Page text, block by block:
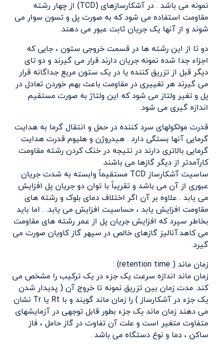
نمونه می باشد . در آشکارسازهای (TCD) از چهار رشته
مقاومت استفاده می شود که به صورت پل و تسون سوار می
شوند و از آنها یک جریان ثابت عبور می دهند.
دو تا از این رشته ها در قسمت خروجی ستون ، جایی که
اجزاء جدا شده نمونه جریان دارند قرار می گیرند و دو تای
دیگر قبل از تزریق کننده یا در یک ستون مربع جداگانه قرار
می گیرند هر تغییری در مقاومت باعث بهم خوردن تعادل در
پل و تغیر ولتاز می شود که این ولتاژ به صورت مستقیم
اندازه گیری می شود.
قدرت مولکولهای سرد کننده در حمل و انتقال گرما به هدایت
گرمایی آنها بستگی دارد . هیدروژن و هلیوم قدرت هدایت
گرمایی بالاتری دارند در نتیجه در خنک کردن رشته مقاومت
کارآمدتر از دیگر گازها می باشند.
ساسیت آشکارساز TCD مستقیماً وابسته به شدت جریان
عبوری از آن می باشد و تقریباً با توان دو جریان پل افزایش
می یابد . علاوه بر آن اگر اختلاف دمای بلوک و رشته های
مقاومت افزایش یابد ، حساسیت افزایش می یابد. . اما باید
بخاطر سپرد که افزایش جریان پل از عمر رشته های مقاومت
می کاهد.آنالیز گازهای خالص در سپهر گاز کاویان صورت می
گیرد.
زمان ماند ( retention time) :
زمان ماند اندازه سرعت یک جزء در یک ترکیب را مشخص می
کند. مدت زمان بین تزریق نمونه تا خروج آن ( پدیدار شدن
یک جزء در آشکارساز ) را زمان ماند گویند و با Rt یا Tr نشان
می دهند زمان ماند یک جزء بطور قابل توجهی در آزمایشهای
متفاوت متغیر است و علت آن تفاوت در گاز حامل ، فاز
ساکن ، دما و نوع دستگاه می باشد .